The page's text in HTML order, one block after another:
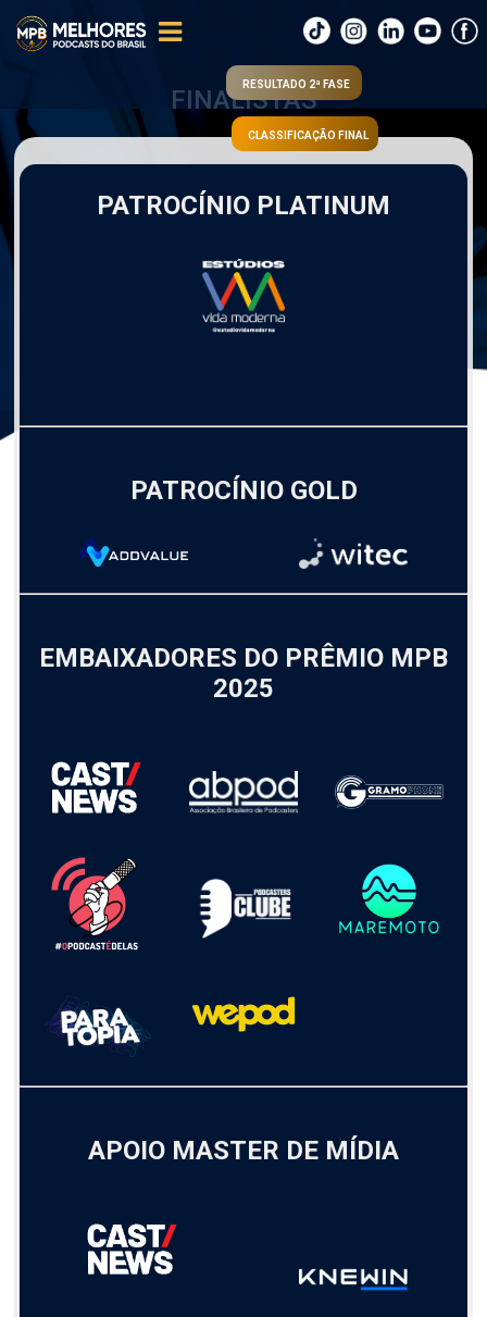
CLASSIFICAÇÃO FINAL
RESULTADO 2ª FASE
FINALISTAS
PATROCÍNIO PLATINUM
PATROCÍNIO GOLD
EMBAIXADORES DO PRÊMIO MPB
2025
APOIO MASTER DE MÍDIA